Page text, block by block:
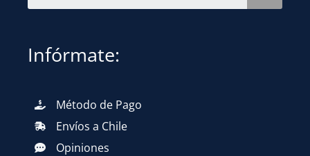
Infórmate:
Método de Pago
Envíos a Chile
Opiniones